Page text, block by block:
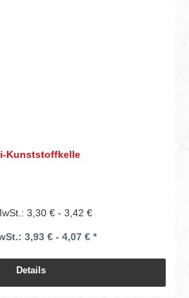
Kunststoffkelle
3,30 € - 3,42 €
3,93 € - 4,07 € *
Details